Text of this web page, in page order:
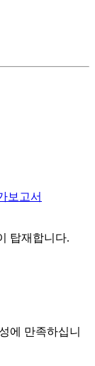
보고서
탑재합니다.
에 만족하십니